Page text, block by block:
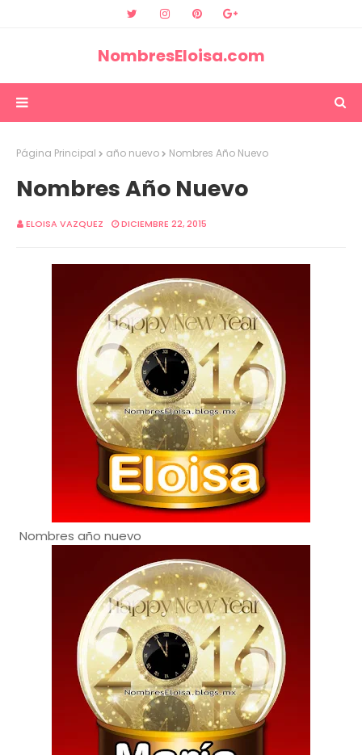
NombresEloisa.com
Página Principal año nuevo Nombres Año Nuevo
Nombres Año Nuevo
ELOISA VAZQUEZ DICIEMBRE 22, 2015
Nombres año nuevo